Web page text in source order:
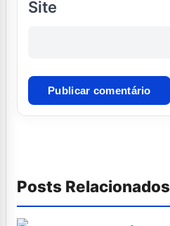
Site
Posts Relacionados